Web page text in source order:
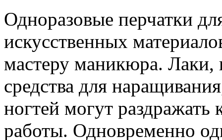
Одноразовые перчатки
искусственных
мастеру маникюра. Лаки,
средства для
ногтей могут раздражать
работы. Одновременно